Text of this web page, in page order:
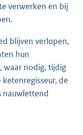
verwerken en bij
blijven verlopen,
hun
waar nodig, tijdig
de
nauwlettend